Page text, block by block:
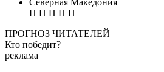
П Н Н П П
ПРОГНОЗ ЧИТАТЕЛЕЙ
Кто победит?
реклама